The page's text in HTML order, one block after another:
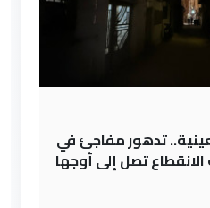
تدهور مفاجئ في
تصل إلى أوجها